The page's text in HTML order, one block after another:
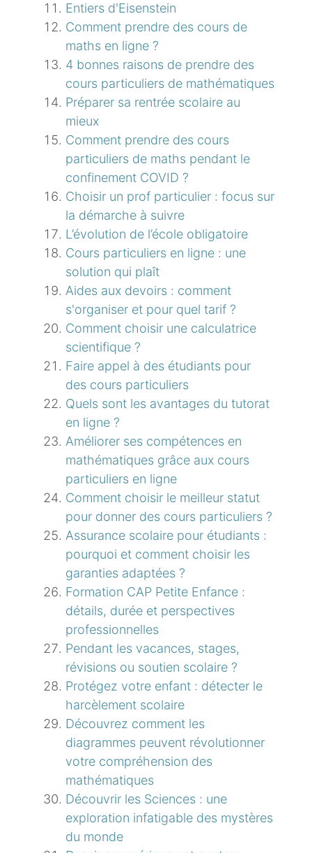
Entiers d'Eisenstein
Comment prendre des cours de
maths en ligne ?
4 bonnes raisons de prendre des
cours particuliers de mathématiques
Préparer sa rentrée scolaire au
mieux
Comment prendre des cours
particuliers de maths pendant le
confinement COVID ?
Choisir un prof particulier : focus sur
la démarche à suivre
L’évolution de l’école obligatoire
Cours particuliers en ligne : une
solution qui plaît
Aides aux devoirs : comment
s'organiser et pour quel tarif ?
Comment choisir une calculatrice
scientifique ?
Faire appel à des étudiants pour
des cours particuliers
Quels sont les avantages du tutorat
en ligne ?
Améliorer ses compétences en
mathématiques grâce aux cours
particuliers en ligne
Comment choisir le meilleur statut
pour donner des cours particuliers ?
Assurance scolaire pour étudiants :
pourquoi et comment choisir les
garanties adaptées ?
Formation CAP Petite Enfance :
détails, durée et perspectives
professionnelles
Pendant les vacances, stages,
révisions ou soutien scolaire ?
Protégez votre enfant : détecter le
harcèlement scolaire
Découvrez comment les
diagrammes peuvent révolutionner
votre compréhension des
mathématiques
Découvrir les Sciences : une
exploration infatigable des mystères
du monde